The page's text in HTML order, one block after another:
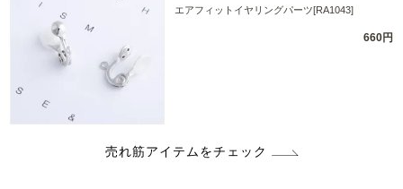
エアフィットイヤリングパーツ[RA1043]
660円
売れ筋アイテムをチェック